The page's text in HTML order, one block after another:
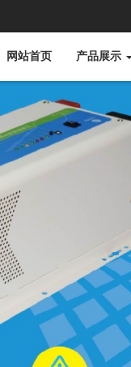
网站首页 产品展示